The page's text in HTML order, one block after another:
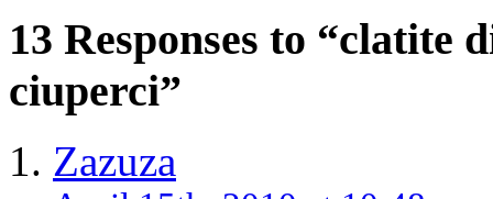
13 Responses to “clatite
ciuperci”
Zazuza